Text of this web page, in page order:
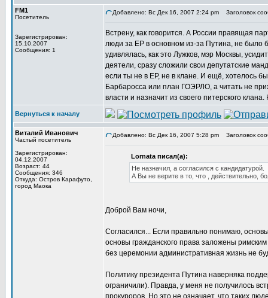
FM1
Посетитель
Зарегистрирован:
15.10.2007
Сообщения: 1
Добавлено: Вс Дек 16, 2007 2:24 pm Заголовок
Встрену, как говорится. А России правящая
люди за ЕР в основном из-за Путина, не было
удивлялась, как это Лужков, мэр Москвы,
деятели, сразу сложили свои депутатские
если ты не в ЕР, не в клане. И ещё, хотелось
Барбаросса или план ГОЭРЛО, а читать не
власти и назначит из своего питерского
Вернуться к началу
Виталий Иванович
Частый посетитель
Зарегистрирован:
04.12.2007
Возраст: 44
Сообщения: 346
Откуда: Остров Карафуто,
город Маока
Добавлено: Вс Дек 16, 2007 5:28 pm Заголовок
Lornata писал(а):
Не назначил, а согласился с кандидатурой.
А Вы не верите в то, что , действительно,
Доброй Вам ночи,
Согласился... Если правильно понимаю,
основы гражданского права заложены
без церемонии административная жизнь не
Политику президента Путина наверняка
ограничили). Правда, у меня не получилось
прокуроров. Но это не означает, что таких